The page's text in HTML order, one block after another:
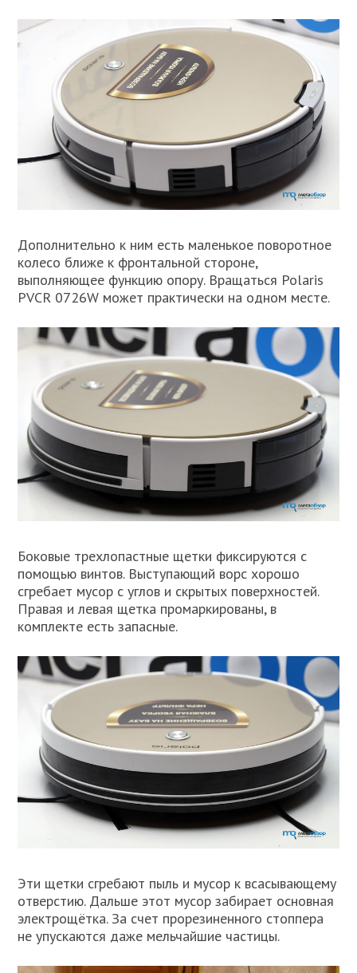
Дополнительно к ним есть маленькое поворотное
колесо ближе к фронтальной стороне,
выполняющее функцию опору. Вращаться Polaris
PVCR 0726W может практически на одном месте.
Боковые трехлопастные щетки фиксируются с
помощью винтов. Выступающий ворс хорошо
сгребает мусор с углов и скрытых поверхностей.
Правая и левая щетка промаркированы, в
комплекте есть запасные.
Эти щетки сгребают пыль и мусор к всасывающему
отверстию. Дальше этот мусор забирает основная
электрощётка. За счет прорезиненного стоппера
не упускаются даже мельчайшие частицы.